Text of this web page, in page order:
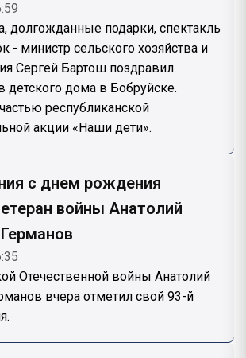
долгожданные подарки, спектакль
- министр сельского хозяйства и
Сергей Бартош поздравил
детского дома в Бобруйске.
республиканской
акции «Наши дети».
с днем рождения
войны Анатолий
Отечественной войны Анатолий
вчера отметил свой 93-й